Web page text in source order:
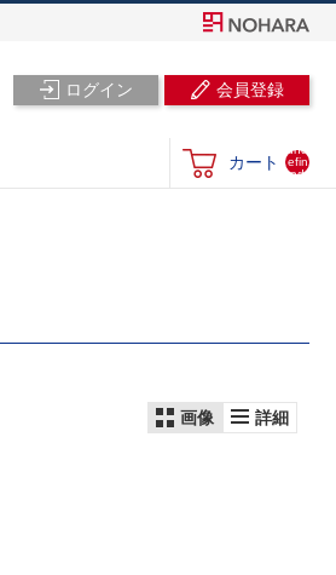
ログイン 会員登録
カート
und
efin
ed
画像 詳細